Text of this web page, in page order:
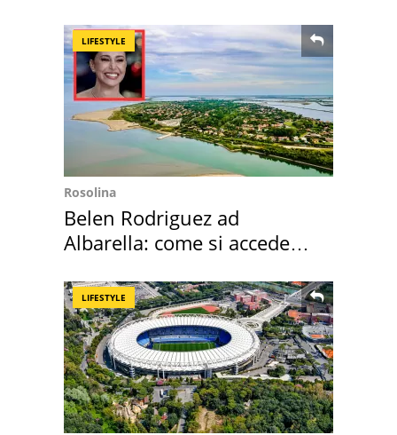
LIFESTYLE
Rosolina
Belen Rodriguez ad
Albarella: come si accede
LIFESTYLE